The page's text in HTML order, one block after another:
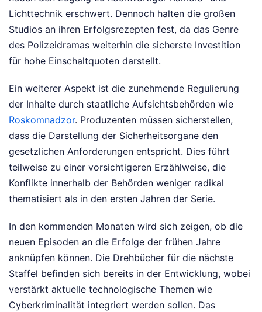
Lichttechnik erschwert. Dennoch halten die großen
Studios an ihren Erfolgsrezepten fest, da das Genre
des Polizeidramas weiterhin die sicherste Investition
für hohe Einschaltquoten darstellt.
Ein weiterer Aspekt ist die zunehmende Regulierung
der Inhalte durch staatliche Aufsichtsbehörden wie
Roskomnadzor. Produzenten müssen sicherstellen,
dass die Darstellung der Sicherheitsorgane den
gesetzlichen Anforderungen entspricht. Dies führt
teilweise zu einer vorsichtigeren Erzählweise, die
Konflikte innerhalb der Behörden weniger radikal
thematisiert als in den ersten Jahren der Serie.
In den kommenden Monaten wird sich zeigen, ob die
neuen Episoden an die Erfolge der frühen Jahre
anknüpfen können. Die Drehbücher für die nächste
Staffel befinden sich bereits in der Entwicklung, wobei
verstärkt aktuelle technologische Themen wie
Cyberkriminalität integriert werden sollen. Das